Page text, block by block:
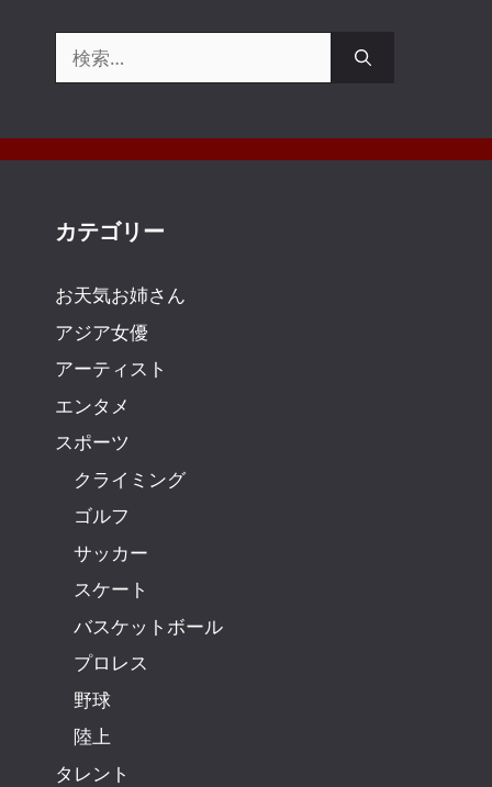
索:
カテゴリー
お天気お姉さん
アジア女優
アーティスト
エンタメ
スポーツ
クライミング
ゴルフ
サッカー
スケート
バスケットボール
プロレス
野球
陸上
タレント